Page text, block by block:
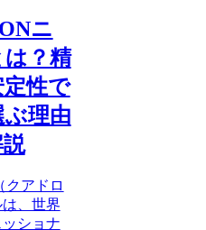
ニ
？精
性で
理由
クアドロ
、世界
ショナ